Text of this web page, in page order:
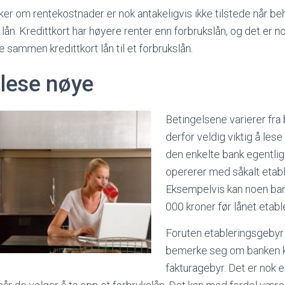
om rentekostnader er nok antakeligvis ikke tilstede når
Kredittkort har høyere renter enn forbrukslån, og det er
sammen kredittkort lån til et forbrukslån.
nøye
Betingelsene varierer fra
derfor veldig viktig å lese
den enkelte bank
opererer med såkalt
Eksempelvis kan noen
000 kroner før lånet
Foruten
bemerke seg om
fakturagebyr. Det er nok